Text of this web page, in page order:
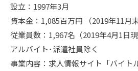
設立：1997年3月
資本金：1,085百万円 （2019年11月末
従業員数：1,967名（2019年4月1日
アルバイト･派遣社員除く
事業内容：求人情報サイト「バイト